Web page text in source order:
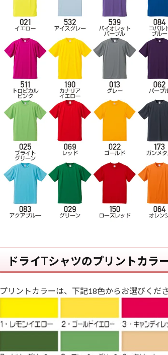
ドライTシャツのプリントカラ
プリントカラーは、下記18色からお選びくださ